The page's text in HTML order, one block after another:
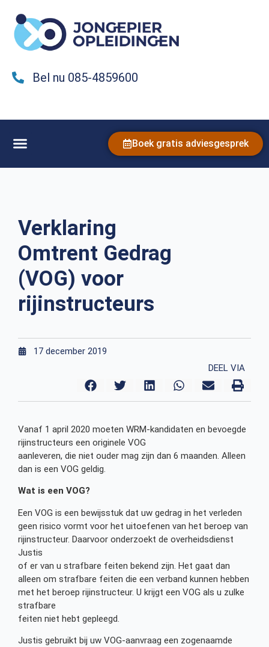
Bel nu 085-4859600
Boek gratis adviesgesprek
Verklaring
Omtrent Gedrag
(VOG) voor
rijinstructeurs
17 december 2019
DEEL VIA
Vanaf 1 april 2020 moeten WRM-kandidaten en bevoegde
rijinstructeurs een originele VOG
aanleveren, die niet ouder mag zijn dan 6 maanden. Alleen
dan is een VOG geldig.
Wat is een VOG?
Een VOG is een bewijsstuk dat uw gedrag in het verleden
geen risico vormt voor het uitoefenen van het beroep van
rijinstructeur. Daarvoor onderzoekt de overheidsdienst
Justis
of er van u strafbare feiten bekend zijn. Het gaat dan
alleen om strafbare feiten die een verband kunnen hebben
met het beroep rijinstructeur. U krijgt een VOG als u zulke
strafbare
feiten niet hebt gepleegd.
Justis gebruikt bij uw VOG-aanvraag een zogenaamde